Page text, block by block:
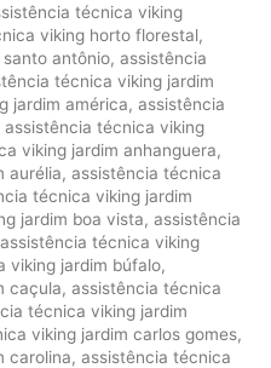
técnica viking
viking horto florestal,
antônio, assistência
técnica viking jardim
jardim américa, assistência
assistência técnica viking
viking jardim anhanguera,
aurélia, assistência técnica
técnica viking jardim
jardim boa vista, assistência
assistência técnica viking
viking jardim búfalo,
caçula, assistência técnica
técnica viking jardim
viking jardim carlos gomes,
carolina, assistência técnica